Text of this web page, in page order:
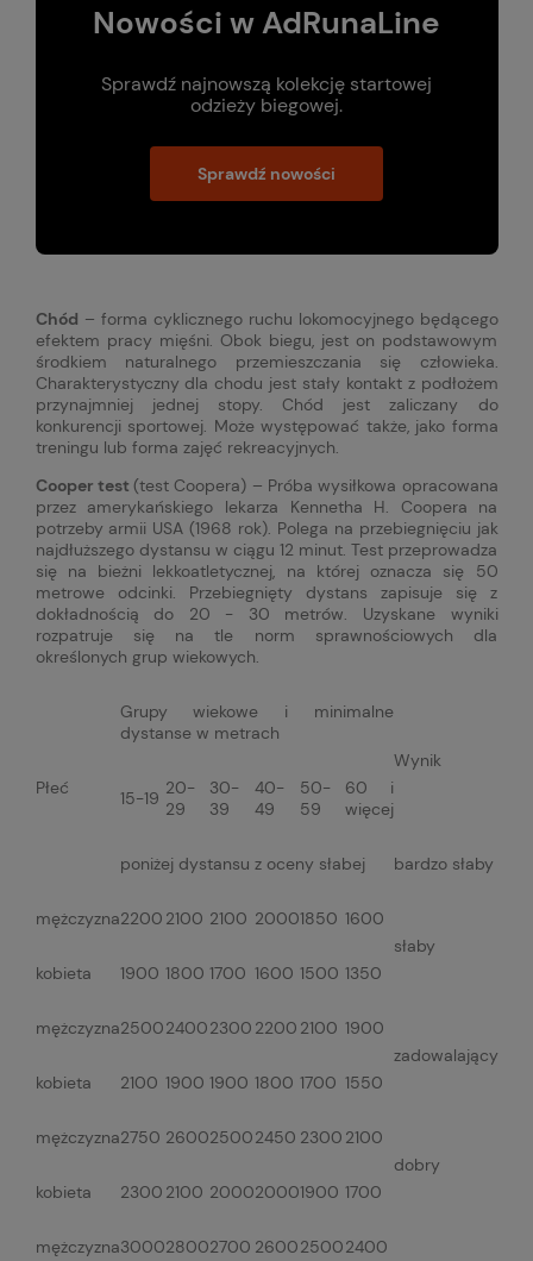
Nowości w AdRunaLine
Sprawdź najnowszą kolekcję startowej
odzieży biegowej.
Sprawdź nowości
Chód – forma cyklicznego ruchu lokomocyjnego będącego
efektem pracy mięśni. Obok biegu, jest on podstawowym
środkiem naturalnego przemieszczania się człowieka.
Charakterystyczny dla chodu jest stały kontakt z podłożem
przynajmniej jednej stopy. Chód jest zaliczany do
konkurencji sportowej. Może występować także, jako forma
treningu lub forma zajęć rekreacyjnych.
Cooper test (test Coopera) – Próba wysiłkowa opracowana
przez amerykańskiego lekarza Kennetha H. Coopera na
potrzeby armii USA (1968 rok). Polega na przebiegnięciu jak
najdłuższego dystansu w ciągu 12 minut. Test przeprowadza
się na bieżni lekkoatletycznej, na której oznacza się 50
metrowe odcinki. Przebiegnięty dystans zapisuje się z
dokładnością do 20 - 30 metrów. Uzyskane wyniki
rozpatruje się na tle norm sprawnościowych dla
określonych grup wiekowych.
Płeć
Grupy wiekowe i minimalne
dystanse w metrach
Wynik
15-19 20-
29
30-
39
40-
49
50-
59
60 i
więcej
poniżej dystansu z oceny słabej bardzo słaby
mężczyzna2200 2100 2100 20001850 1600
słaby
kobieta
1900 1800 1700 1600 1500 1350
mężczyzna250024002300 2200 2100 1900
zadowalający
kobieta
2100 1900 1900 1800 1700 1550
mężczyzna2750 260025002450 2300 2100
dobry
kobieta
2300 2100 200020001900 1700
mężczyzna300028002700 260025002400